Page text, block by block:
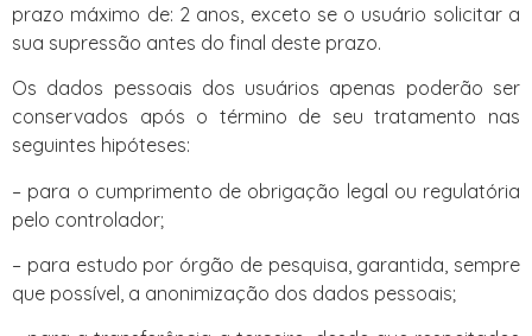
prazo máximo de: 2 anos, exceto se o usuário solicitar a
sua supressão antes do final deste prazo.
Os dados pessoais dos usuários apenas poderão ser
conservados após o término de seu tratamento nas
seguintes hipóteses:
– para o cumprimento de obrigação legal ou regulatória
pelo controlador;
– para estudo por órgão de pesquisa, garantida, sempre
que possível, a anonimização dos dados pessoais;